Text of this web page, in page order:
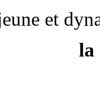
et
la